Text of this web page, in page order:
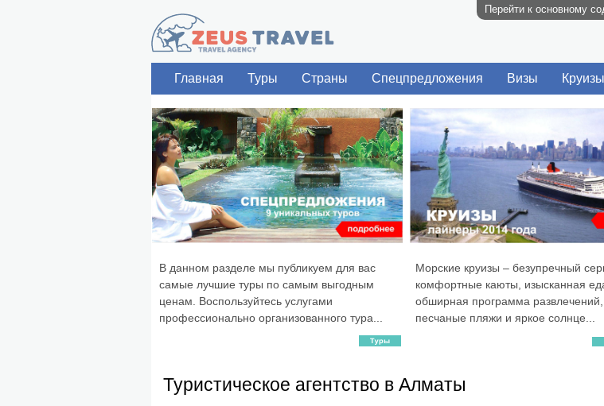
Перейти к основному
Главная Туры Страны Спецпредложения Визы Круизы
В данном разделе мы публикуем для вас
самые лучшие туры по самым выгодным
ценам. Воспользуйтесь услугами
профессионально организованного тура...
Морские круизы – безупречный
комфортные каюты, изысканная
обширная программа развлечений,
песчаные пляжи и яркое солнце...
Туристическое агентство в Алматы